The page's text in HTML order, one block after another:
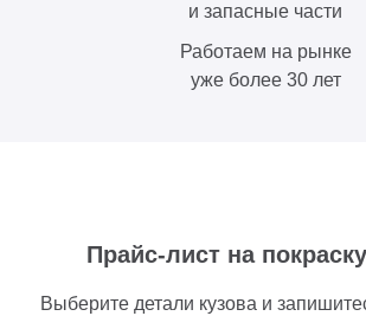
и запасные части
Работаем на рынке
уже более 30 лет
Прайс-лист на
Выберите детали кузова и